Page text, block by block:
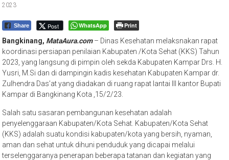
2023
Share Post WhatsApp Print
Bangkinang, MataAura.com– Dinas Kesehatan melaksnakan rapat
koordinasi persiapan penilaian Kabupaten /Kota Sehat (KKS) Tahun
2023, yang langsung di pimpin oleh sekda Kabupaten Kampar Drs. H.
Yusri, M.Si dan di dampingin kadis kesehatan Kabupaten Kampar dr.
Zulhendra Das’at yang diadakan di ruang rapat lantai III kantor Bupati
Kampar di Bangkinang Kota ,15/2/23.
Salah satu sasaran pembangunan kesehatan adalah
penyelenggaraan Kabupaten/Kota Sehat. Kabupaten/Kota Sehat
(KKS) adalah suatu kondisi kabupaten/kota yang bersih, nyaman,
aman dan sehat untuk dihuni penduduk yang dicapai melalui
terselenggaranya penerapan beberapa tatanan dan kegiatan yang